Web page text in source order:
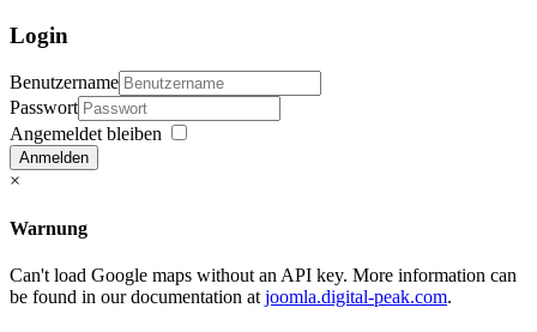
Login
Benutzername
Passwort
Angemeldet bleiben
Anmelden
×
Warnung
Can't load Google maps without an API key. More information can
be found in our documentation at joomla.digital-peak.com.